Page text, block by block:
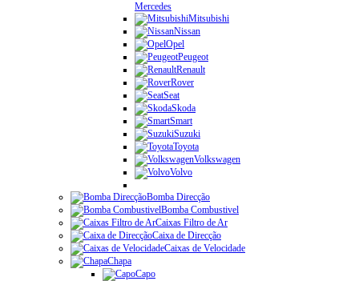
Mercedes
Mitsubishi
Nissan
Opel
Peugeot
Renault
Rover
Seat
Skoda
Smart
Suzuki
Toyota
Volkswagen
Volvo
Bomba Direcção
Bomba Combustivel
Caixas Filtro de Ar
Caixa de Direcção
Caixas de Velocidade
Chapa
Capo